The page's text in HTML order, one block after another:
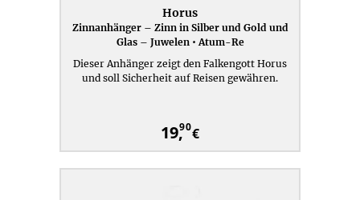
Horus
Zinnanhänger – Zinn in Silber und Gold und
Glas – Juwelen • Atum-Re
Dieser Anhänger zeigt den Falkengott Horus
und soll Sicherheit auf Reisen gewähren.
19,90€